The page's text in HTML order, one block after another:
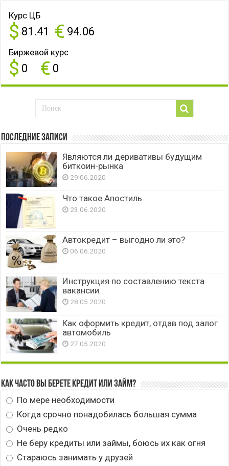
Курс ЦБ
$ 81.41 € 94.06
Биржевой курс
$ 0 € 0
Последние записи
Являются ли деривативы будущим
биткоин-рынка
29.06.2020
Что такое Апостиль
23.06.2020
Автокредит – выгодно ли это?
06.06.2020
Инструкция по составлению текста
вакансии
28.05.2020
Как оформить кредит, отдав под залог
автомобиль
27.05.2020
Как часто вы берете кредит или займ?
По мере необходимости
Когда срочно понадобилась большая сумма
Очень редко
Не беру кредиты или займы, боюсь их как огня
Стараюсь занимать у друзей